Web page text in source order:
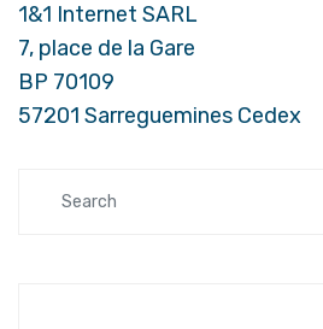
1&1 Internet SARL
7, place de la Gare
BP 70109
57201 Sarreguemines Cedex